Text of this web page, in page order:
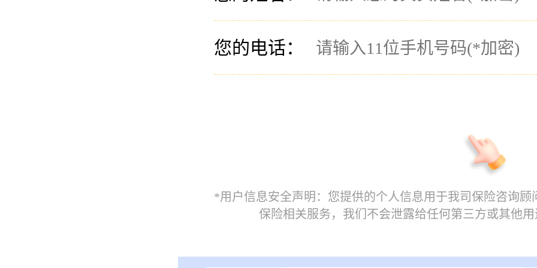
您的电话：
*用户信息安全声明：您提供的个人信息用于我司保险咨询顾
保险相关服务，我们不会泄露给任何第三方或其他用